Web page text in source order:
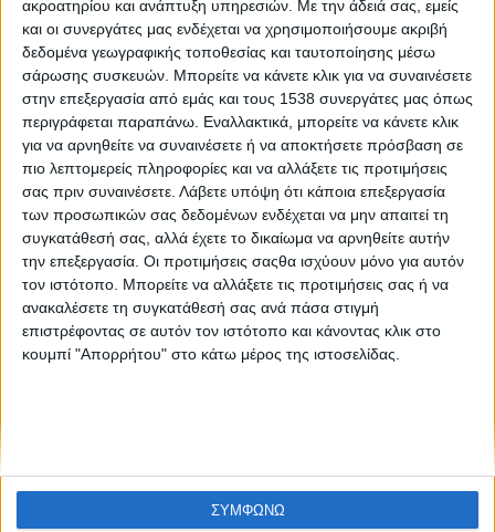
ακροατηρίου και ανάπτυξη υπηρεσιών. Με την άδειά σας, εμείς
και οι συνεργάτες μας ενδέχεται να χρησιμοποιήσουμε ακριβή
δεδομένα γεωγραφικής τοποθεσίας και ταυτοποίησης μέσω
σάρωσης συσκευών. Μπορείτε να κάνετε κλικ για να συναινέσετε
στην επεξεργασία από εμάς και τους 1538 συνεργάτες μας όπως
περιγράφεται παραπάνω. Εναλλακτικά, μπορείτε να κάνετε κλικ
για να αρνηθείτε να συναινέσετε ή να αποκτήσετε πρόσβαση σε
πιο λεπτομερείς πληροφορίες και να αλλάξετε τις προτιμήσεις
σας πριν συναινέσετε. Λάβετε υπόψη ότι κάποια επεξεργασία
των προσωπικών σας δεδομένων ενδέχεται να μην απαιτεί τη
συγκατάθεσή σας, αλλά έχετε το δικαίωμα να αρνηθείτε αυτήν
την επεξεργασία. Οι προτιμήσεις σαςθα ισχύουν μόνο για αυτόν
τον ιστότοπο. Μπορείτε να αλλάξετε τις προτιμήσεις σας ή να
ανακαλέσετε τη συγκατάθεσή σας ανά πάσα στιγμή
επιστρέφοντας σε αυτόν τον ιστότοπο και κάνοντας κλικ στο
κουμπί "Απορρήτου" στο κάτω μέρος της ιστοσελίδας.
ΣΥΜΦΩΝΩ
Like like #4
None feed
CONNECT